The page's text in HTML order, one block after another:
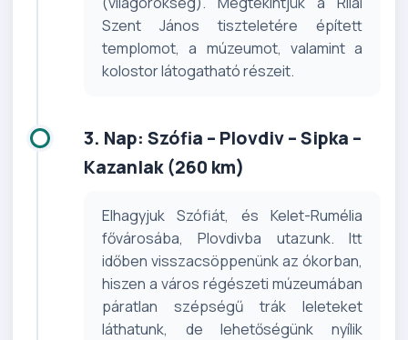
Szent János tiszteletére épített
templomot, a múzeumot, valamint a
kolostor látogatható részeit.
3. Nap: Szófia – Plovdiv – Sipka –
Kazanlak (260 km)
Elhagyjuk Szófiát, és Kelet-Rumélia
fővárosába, Plovdivba utazunk. Itt
időben visszacsöppenünk az ókorban,
hiszen a város régészeti múzeumában
páratlan szépségű trák leleteket
láthatunk, de lehetőségünk nyílik